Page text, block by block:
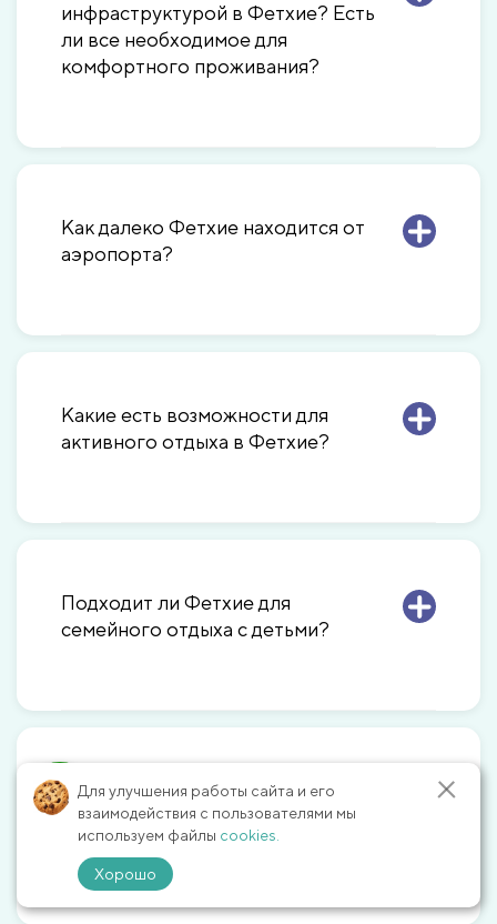
инфраструктурой в Фетхие? Есть
ли все необходимое для
комфортного проживания?
Как далеко Фетхие находится от
аэропорта?
Какие есть возможности для
активного отдыха в Фетхие?
Подходит ли Фетхие для
семейного отдыха с детьми?
Какие исторические
достопримечательности есть в
окрестностях Фетхие?
Для улучшения работы сайта и его
взаимодействия с пользователями мы
используем файлы cookies.
Хорошо